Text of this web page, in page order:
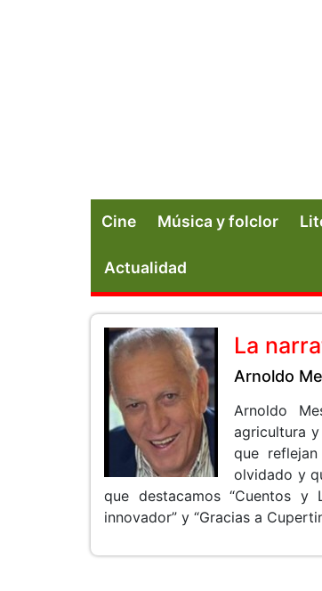
Cine Música y folclor
Actualidad
La
Arnoldo
Arnoldo
agricultura
que
olvidado y
que destacamos “Cuentos y
innovador” y “Gracias a